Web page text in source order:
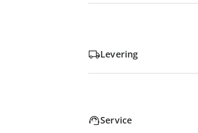
Levering
Service